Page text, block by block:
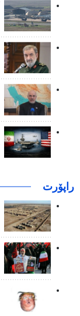
راپۆرت